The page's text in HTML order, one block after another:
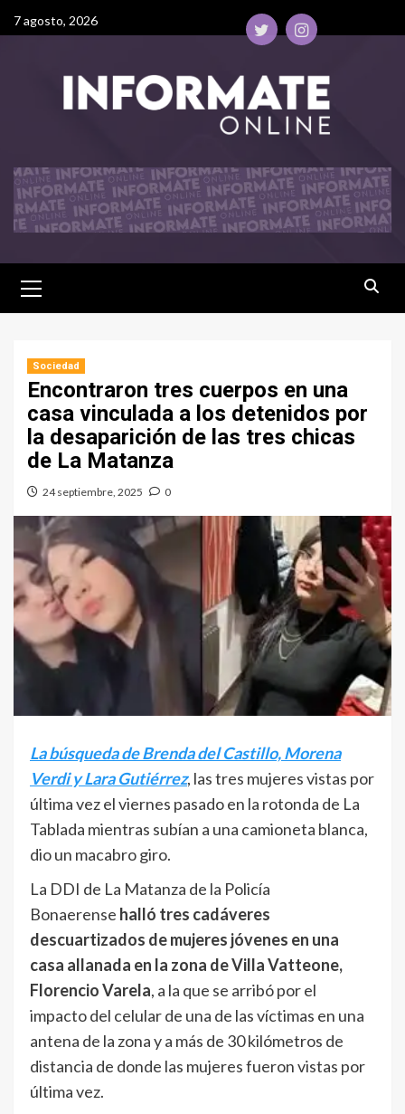
7 agosto, 2026
Sociedad
Encontraron tres cuerpos en una
casa vinculada a los detenidos por
la desaparición de las tres chicas
de La Matanza
24 septiembre, 2025 0
La búsqueda de Brenda del Castillo, Morena
Verdi y Lara Gutiérrez, las tres mujeres vistas por
última vez el viernes pasado en la rotonda de La
Tablada mientras subían a una camioneta blanca,
dio un macabro giro.
La DDI de La Matanza de la Policía
Bonaerense halló tres cadáveres
descuartizados de mujeres jóvenes en una
casa allanada en la zona de Villa Vatteone,
Florencio Varela, a la que se arribó por el
impacto del celular de una de las víctimas en una
antena de la zona y a más de 30 kilómetros de
distancia de donde las mujeres fueron vistas por
última vez.